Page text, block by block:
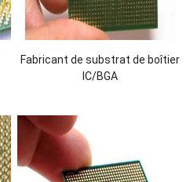
Fabricant de substrat de boîtier
IC/BGA